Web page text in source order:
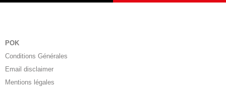
POK
Conditions Générales
Email disclaimer
Mentions légales